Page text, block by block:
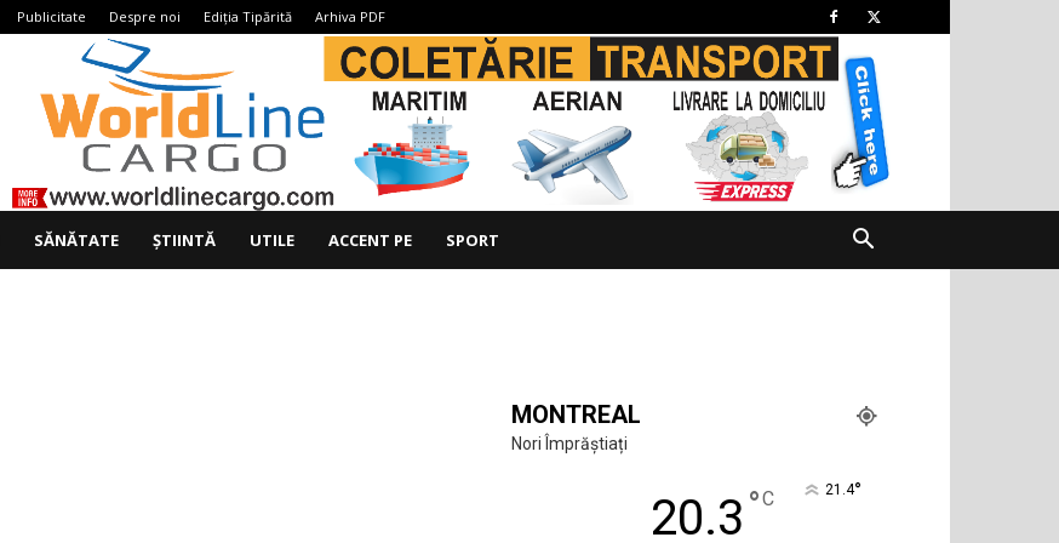
Publicitate Despre noi Ediția Tipărită Arhiva PDF
SĂNĂTATE ȘTIINTĂ UTILE ACCENT PE SPORT
MONTREAL
Nori Împrăștiați
20.3 °C 21.4°